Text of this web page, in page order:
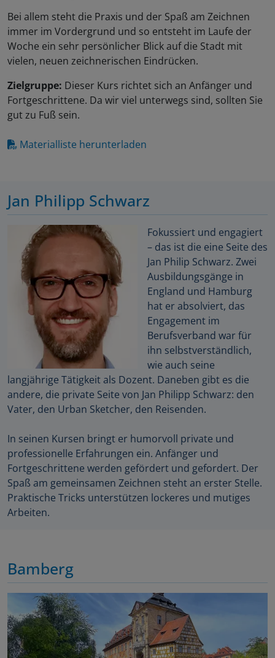
Bei allem steht die Praxis und der Spaß am Zeichnen
immer im Vordergrund und so entsteht im Laufe der
Woche ein sehr persönlicher Blick auf die Stadt mit
vielen, neuen zeichnerischen Eindrücken.
Zielgruppe: Dieser Kurs richtet sich an Anfänger und
Fortgeschrittene. Da wir viel unterwegs sind, sollten Sie
gut zu Fuß sein.
Materialliste herunterladen
Jan Philipp Schwarz
Fokussiert und engagiert
– das ist die eine Seite des
Jan Philip Schwarz. Zwei
Ausbildungsgänge in
England und Hamburg
hat er absolviert, das
Engagement im
Berufsverband war für
ihn selbstverständlich,
wie auch seine
langjährige Tätigkeit als Dozent. Daneben gibt es die
andere, die private Seite von Jan Philipp Schwarz: den
Vater, den Urban Sketcher, den Reisenden.
In seinen Kursen bringt er humorvoll private und
professionelle Erfahrungen ein. Anfänger und
Fortgeschrittene werden gefördert und gefordert. Der
Spaß am gemeinsamen Zeichnen steht an erster Stelle.
Praktische Tricks unterstützen lockeres und mutiges
Arbeiten.
Bamberg